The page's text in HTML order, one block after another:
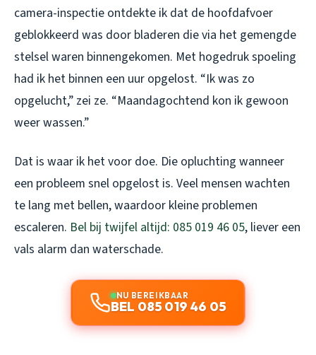
camera-inspectie ontdekte ik dat de hoofdafvoer
geblokkeerd was door bladeren die via het gemengde
stelsel waren binnengekomen. Met hogedruk spoeling
had ik het binnen een uur opgelost. “Ik was zo
opgelucht,” zei ze. “Maandagochtend kon ik gewoon
weer wassen.”
Dat is waar ik het voor doe. Die opluchting wanneer
een probleem snel opgelost is. Veel mensen wachten
te lang met bellen, waardoor kleine problemen
escaleren. Bel bij twijfel altijd: 085 019 46 05, liever een
vals alarm dan waterschade.
NU BEREIKBAAR
BEL 085 019 46 05